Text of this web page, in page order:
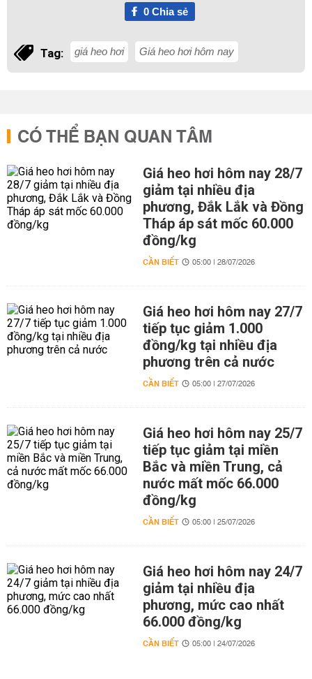
0Chia sẻ
Tag: giá heo hơi Giá heo hơi hôm nay
CÓ THỂ BẠN QUAN TÂM
Giá heo hơi hôm nay 28/7
giảm tại nhiều địa
phương, Đắk Lắk và Đồng
Tháp áp sát mốc 60.000
đồng/kg
CẦN BIẾT 05:00 | 28/07/2026
Giá heo hơi hôm nay 27/7
tiếp tục giảm 1.000
đồng/kg tại nhiều địa
phương trên cả nước
CẦN BIẾT 05:00 | 27/07/2026
Giá heo hơi hôm nay 25/7
tiếp tục giảm tại miền
Bắc và miền Trung, cả
nước mất mốc 66.000
đồng/kg
CẦN BIẾT 05:00 | 25/07/2026
Giá heo hơi hôm nay 24/7
giảm tại nhiều địa
phương, mức cao nhất
66.000 đồng/kg
CẦN BIẾT 05:00 | 24/07/2026